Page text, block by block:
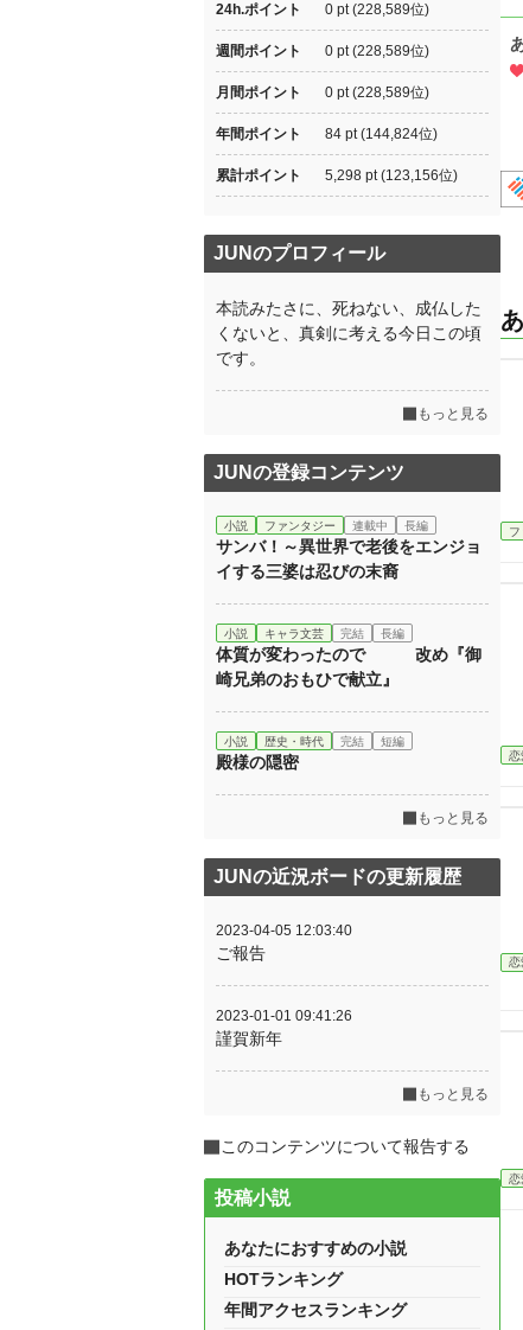
恋
恋
恋
24h.ポイント 0 pt (228,589位)
週間ポイント 0 pt (228,589位)
月間ポイント 0 pt (228,589位)
年間ポイント 84 pt (144,824位)
累計ポイント 5,298 pt (123,156位)
JUNのプロフィール
本読みたさに、死ねない、成仏した
くないと、真剣に考える今日この頃
です。
もっと見る
JUNの登録コンテンツ
小説 ファンタジー 連載中 長編
サンバ！～異世界で老後をエンジョ
イする三婆は忍びの末裔
小説 キャラ文芸 完結 長編
体質が変わったので 改め『御
崎兄弟のおもひで献立』
小説 歴史・時代 完結 短編
殿様の隠密
もっと見る
JUNの近況ボードの更新履歴
2023-04-05 12:03:40
ご報告
2023-01-01 09:41:26
謹賀新年
もっと見る
このコンテンツについて報告する
投稿小説
あなたにおすすめの小説
HOTランキング
年間アクセスランキング